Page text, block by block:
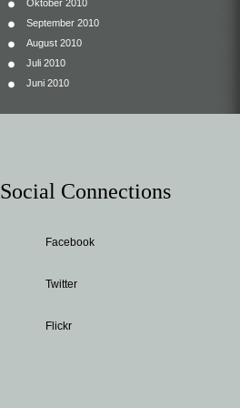
Oktober 2010
September 2010
August 2010
Juli 2010
Juni 2010
Social Connections
Facebook
Twitter
Flickr